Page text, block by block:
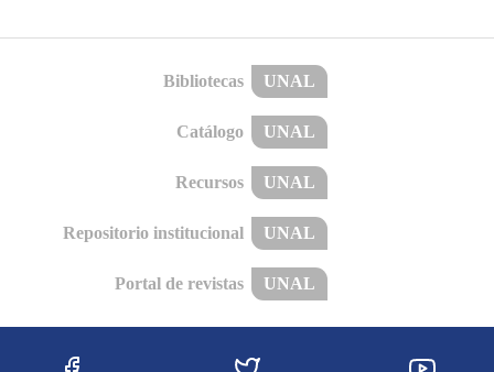
Bibliotecas UNAL
Catálogo UNAL
Recursos UNAL
Repositorio institucional UNAL
Portal de revistas UNAL